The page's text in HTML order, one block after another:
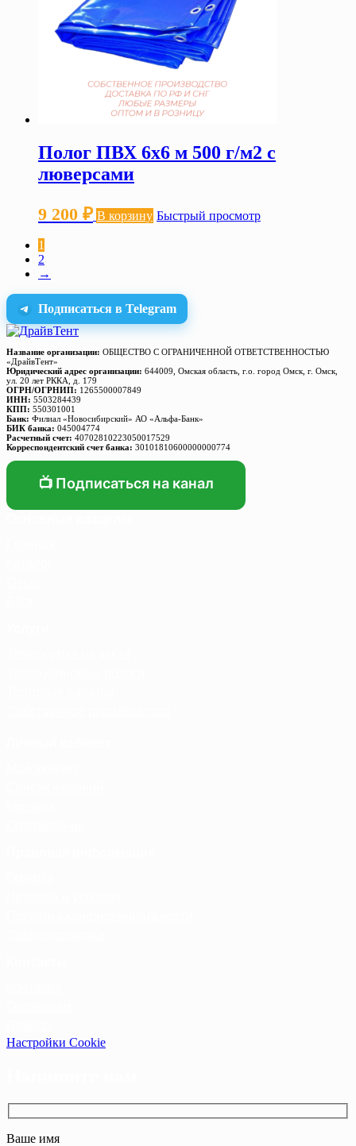
Полог ПВХ 6х6 м 500 г/м2 с
люверсами
9 200 ₽ В корзину Быстрый просмотр
1
2
→
Подписаться в Telegram
Название организации: ОБЩЕСТВО С ОГРАНИЧЕННОЙ ОТВЕТСТВЕННОСТЬЮ
«ДрайвТент»
Юридический адрес организации: 644009, Омская область, г.о. город Омск, г. Омск,
ул. 20 лет РККА, д. 179
ОГРН/ОГРНИП: 1265500007849
ИНН: 5503284439
КПП: 550301001
Банк: Филиал «Новосибирский» АО «Альфа-Банк»
БИК банка: 045004774
Расчетный счет: 40702810223050017529
Корреспондентский счет банка: 30101810600000000774
📺 Подписаться на канал
Настройки Cookie
Ваше имя